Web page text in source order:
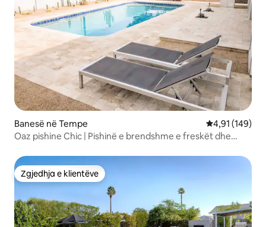
Banesë në Tempe Vlerësimi
4,91 (149)
Oaz pishine Chic | Pishinë e brendshme e freskët dhe
Zgjedhja e klientëve
Zgjedhja e klientëve